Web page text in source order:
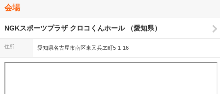
会場
NGKスポーツプラザ クロコくんホール （愛知県）
住所 愛知県名古屋市南区東又兵ヱ町5-1-16